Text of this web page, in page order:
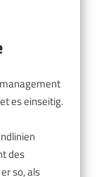
es einseitig.
des
so, als